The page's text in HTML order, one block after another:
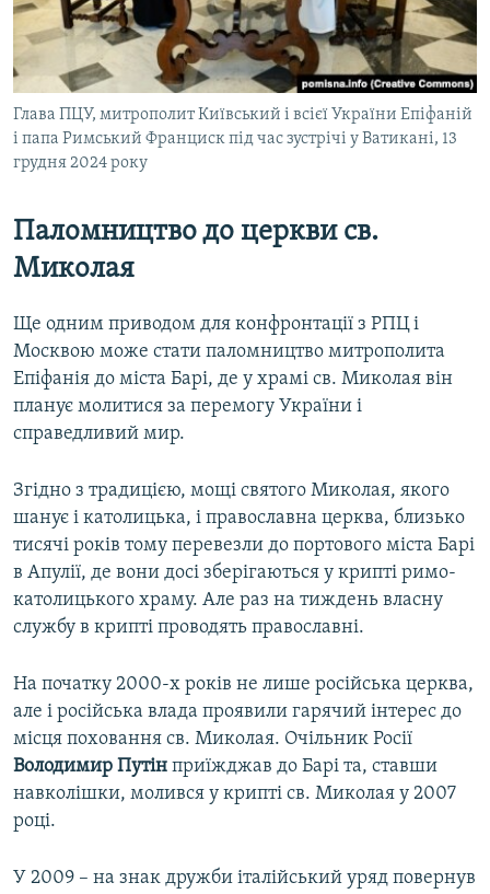
Глава ПЦУ, митрополит Київський і всієї України Епіфаній
і папа Римський Франциск під час зустрічі у Ватикані, 13
грудня 2024 року
Паломництво до церкви св.
Миколая
Ще одним приводом для конфронтації з РПЦ і
Москвою може стати паломництво митрополита
Епіфанія до міста Барі, де у храмі св. Миколая він
планує молитися за перемогу України і
справедливий мир.
Згідно з традицією, мощі святого Миколая, якого
шанує і католицька, і православна церква, близько
тисячі років тому перевезли до портового міста Барі
в Апулії, де вони досі зберігаються у крипті римо-
католицького храму. Але раз на тиждень власну
службу в крипті проводять православні.
На початку 2000-х років не лише російська церква,
але і російська влада проявили гарячий інтерес до
місця поховання св. Миколая. Очільник Росії
Володимир Путін приїжджав до Барі та, ставши
навколішки, молився у крипті св. Миколая у 2007
році.
У 2009 – на знак дружби італійський уряд повернув